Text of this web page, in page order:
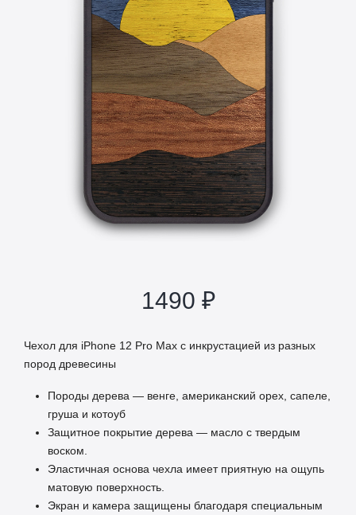
1490 ₽
Чехол для iPhone 12 Pro Max с инкрустацией из разных
пород древесины
Породы дерева — венге, американский орех, сапеле,
груша и котоуб
Защитное покрытие дерева — масло с твердым
воском.
Эластичная основа чехла имеет приятную на ощупь
матовую поверхность.
Экран и камера защищены благодаря специальным